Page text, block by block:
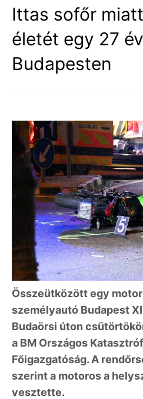
Ittas sofőr
életét egy 27
Budapesten
Összeütközött egy
személyautó Budapest
Budaörsi úton
a BM Országos
Főigazgatóság. A
szerint a motoros a
vesztette.